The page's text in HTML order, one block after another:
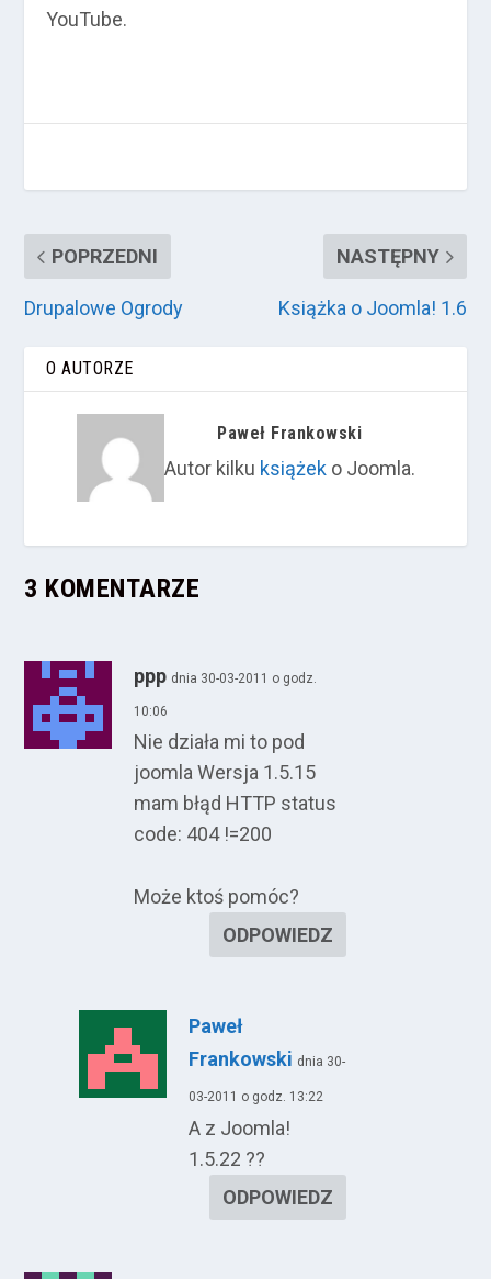
YouTube.
POPRZEDNI
Drupalowe Ogrody
NASTĘPNY
Książka o Joomla! 1.6
O AUTORZE
Paweł Frankowski
Autor kilku książeko Joomla.
3 KOMENTARZE
ppp dnia 30-03-2011 o godz.
10:06
Nie działa mi to pod
joomla Wersja 1.5.15
mam błąd HTTP status
code: 404 !=200
Może ktoś pomóc?
ODPOWIEDZ
Paweł
Frankowski dnia 30-
03-2011 o godz. 13:22
A z Joomla!
1.5.22 ??
ODPOWIEDZ